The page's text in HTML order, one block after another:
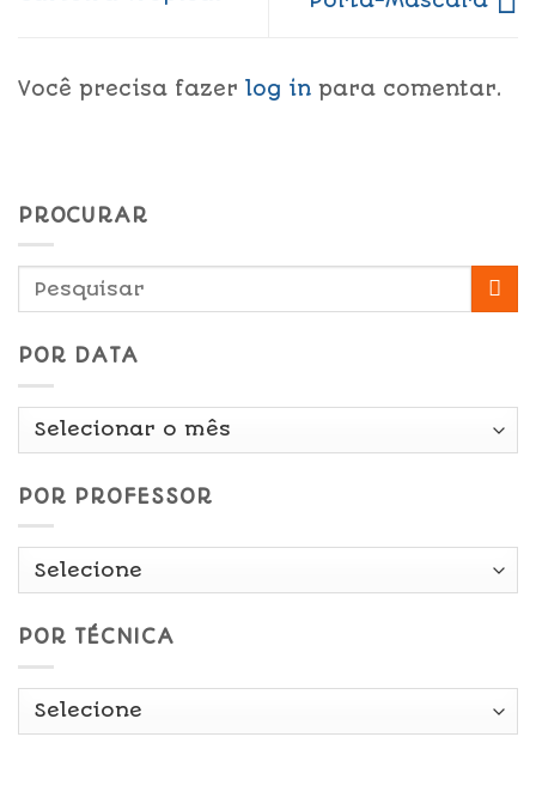
Você precisa fazer log in para comentar.
PROCURAR
POR DATA
Por
POR PROFESSOR
POR TÉCNICA